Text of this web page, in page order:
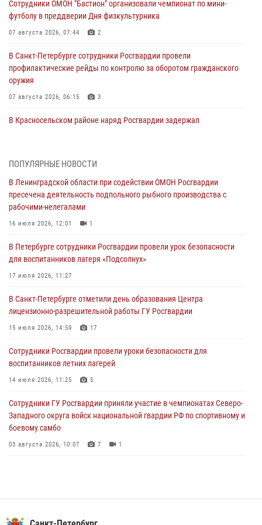
Сотрудники ОМОН "Бастион" организовали чемпионат по мини-
футболу в преддверии Дня физкультурника
07 августа 2026, 07:44 2
В Санкт-Петербурге сотрудники Росгвардии провели
профилактические рейды по контролю за оборотом гражданского
оружия
07 августа 2026, 06:15 3
В Красносельском районе наряд Росгвардии задержал
06 августа 2026, 13:39 1
В Центральном районе росгвардейцы оперативно задержали
хулигана, стрелявшего из пускового устройства рядом с жилыми
домами
06 августа 2026, 11:36
Сотрудники и военнослужащие Росгвардии обеспечили
правопорядок при проведении матча "Зенит" - "Балтика"
06 августа 2026, 07:30
В Выборгском районе наряд Росгвардии обнаружил
разыскиваемый преступный автотранспорт
05 августа 2026, 12:25 2
Петербургские росгвардейцы обнаружили объявленный в розыск
автомобиль, ранее использовавшийся при совершении кражи в
Ленобласти
ПОПУЛЯРНЫЕ НОВОСТИ
В Ленинградской области при содействии ОМОН Росгвардии
пресечена деятельность подпольного рыбного производства с
рабочими-нелегалами
16 июля 2026, 12:01 1
В Петербурге сотрудники Росгвардии провели урок безопасности
для воспитанников лагеря «Подсолнух»
17 июля 2026, 11:27
В Санкт-Петербурге отметили день образования Центра
лицензионно-разрешительной работы ГУ Росгвардии
15 июля 2026, 14:59 17
Сотрудники Росгвардии провели уроки безопасности для
воспитанников летних лагерей
14 июля 2026, 11:25 5
Сотрудники ГУ Росгвардии приняли участие в чемпионатах Северо-
Западного округа войск национальной гвардии РФ по спортивному и
боевому самбо
03 августа 2026, 10:07 7 1
В Красногвардейском районе росгвардейцы задержали хулигана,